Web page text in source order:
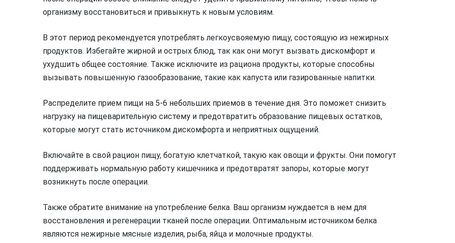
организму восстановиться и привыкнуть к новым условиям.
В этот период рекомендуется употреблять легкоусвояемую пищу, состоящую из нежирных
продуктов. Избегайте жирной и острых блюд, так как они могут вызвать дискомфорт и
ухудшить общее состояние. Также исключите из рациона продукты, которые способны
вызывать повышенную газообразование, такие как капуста или газированные напитки.
Распределите прием пищи на 5-6 небольших приемов в течение дня. Это поможет снизить
нагрузку на пищеварительную систему и предотвратить образование пищевых остатков,
которые могут стать источником дискомфорта и неприятных ощущений.
Включайте в свой рацион пищу, богатую клетчаткой, такую как овощи и фрукты. Они помогут
поддерживать нормальную работу кишечника и предотвратят запоры, которые могут
возникнуть после операции.
Также обратите внимание на употребление белка. Ваш организм нуждается в нем для
восстановления и регенерации тканей после операции. Оптимальным источником белка
являются нежирные мясные изделия, рыба, яйца и молочные продукты.